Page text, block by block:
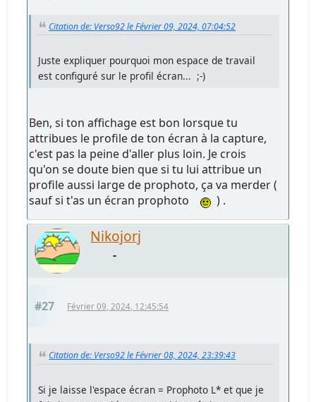
Citation de: Verso92 le Février 09, 2024, 07:04:52
Juste expliquer pourquoi mon espace de travail
est configuré sur le profil écran... ;-)
Ben, si ton affichage est bon lorsque tu
attribues le profile de ton écran à la capture,
c'est pas la peine d'aller plus loin. Je crois
qu'on se doute bien que si tu lui attribue un
profile aussi large de prophoto, ça va merder (
sauf si t'as un écran prophoto
) .
Nikojorj
-
#27 Février 09, 2024, 12:45:54
Citation de: Verso92 le Février 08, 2024, 23:39:43
Si je laisse l'espace écran = Prophoto L* et que je